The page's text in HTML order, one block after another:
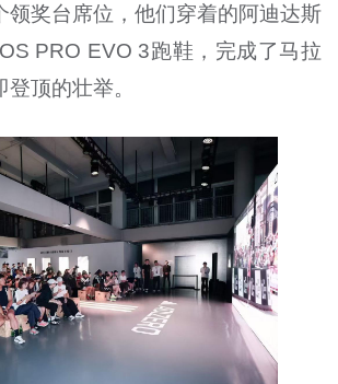
领奖台席位，他们穿着的阿迪达斯
PRO EVO 3跑鞋，完成了马拉
顶的壮举。